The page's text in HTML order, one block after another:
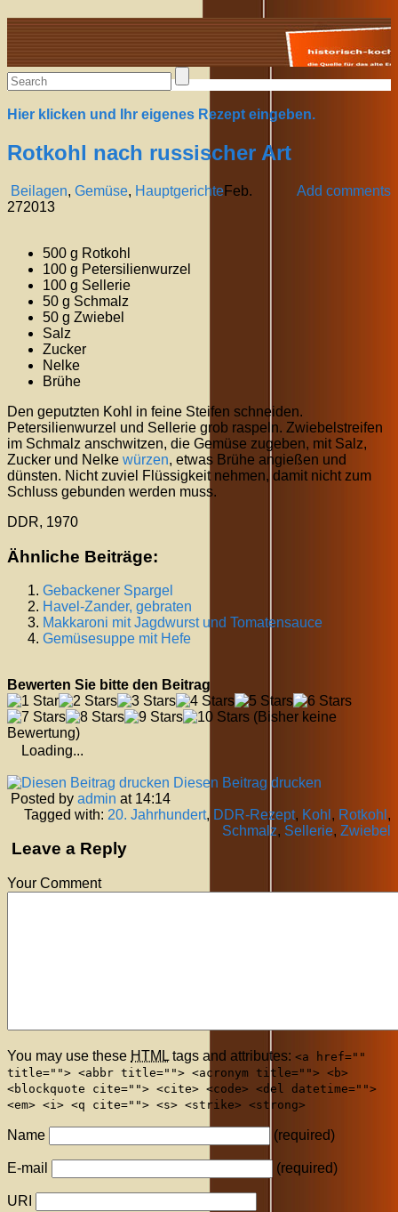
Alte Rezepte online
Hier klicken und Ihr eigenes Rezept eingeben.
Rotkohl nach russischer Art
Beilagen, Gemüse, Hauptgerichte Add comments
Feb.
272013
500 g Rotkohl
100 g Petersilienwurzel
100 g Sellerie
50 g Schmalz
50 g Zwiebel
Salz
Zucker
Nelke
Brühe
Den geputzten Kohl in feine Steifen schneiden.
Petersilienwurzel und Sellerie grob raspeln. Zwiebelstreifen
im Schmalz anschwitzen, die Gemüse zugeben, mit Salz,
Zucker und Nelke würzen, etwas Brühe angießen und
dünsten. Nicht zuviel Flüssigkeit nehmen, damit nicht zum
Schluss gebunden werden muss.
DDR, 1970
Ähnliche Beiträge:
Gebackener Spargel
Havel-Zander, gebraten
Makkaroni mit Jagdwurst und Tomatensauce
Gemüsesuppe mit Hefe
Bewerten Sie bitte den Beitrag
(Bisher keine
Bewertung)
Loading...
Diesen Beitrag drucken
Posted by admin at 14:14
Tagged with: 20. Jahrhundert, DDR-Rezept, Kohl , Rotkohl ,
Schmalz, Sellerie, Zwiebel
Leave a Reply
Your Comment
You may use these HTML tags and attributes: <a href=""
title=""> <abbr title=""> <acronym title=""> <b>
<blockquote cite=""> <cite> <code> <del datetime="">
<em> <i> <q cite=""> <s> <strike> <strong>
Name (required)
E-mail (required)
URI